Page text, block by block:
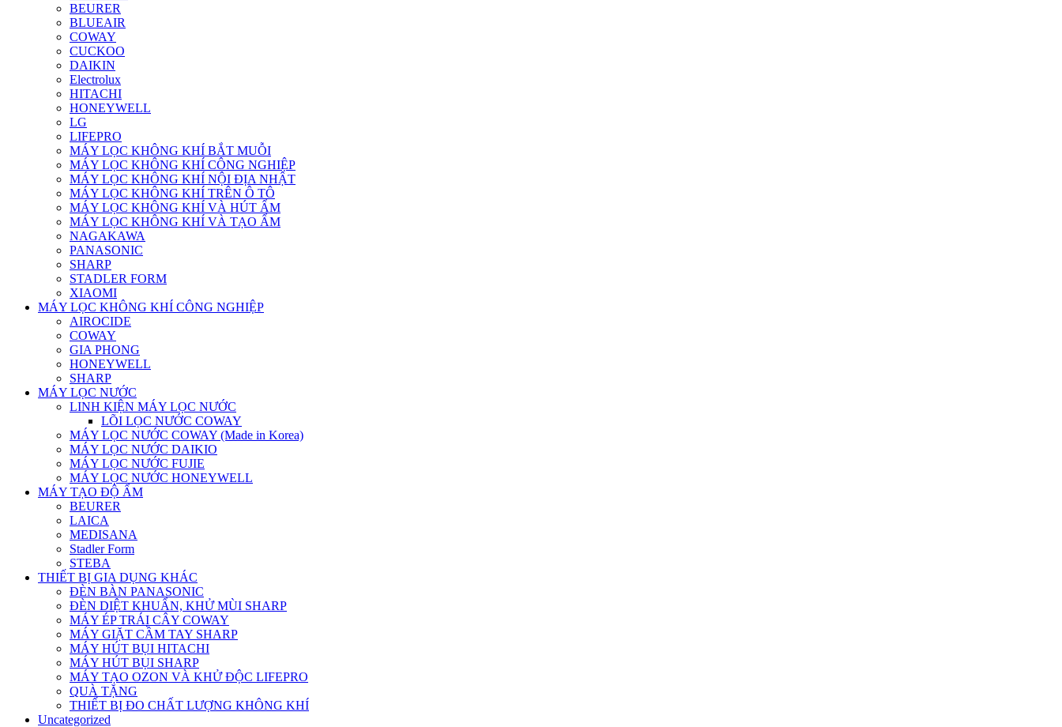
BEURER
BLUEAIR
COWAY
CUCKOO
DAIKIN
Electrolux
HITACHI
HONEYWELL
LG
LIFEPRO
MÁY LỌC KHÔNG KHÍ BẮT MUỖI
MÁY LỌC KHÔNG KHÍ CÔNG NGHIỆP
MÁY LỌC KHÔNG KHÍ NỘI ĐỊA NHẬT
MÁY LỌC KHÔNG KHÍ TRÊN Ô TÔ
MÁY LỌC KHÔNG KHÍ VÀ HÚT ẨM
MÁY LỌC KHÔNG KHÍ VÀ TẠO ẨM
NAGAKAWA
PANASONIC
SHARP
STADLER FORM
XIAOMI
MÁY LỌC KHÔNG KHÍ CÔNG NGHIỆP
AIROCIDE
COWAY
GIA PHONG
HONEYWELL
SHARP
MÁY LỌC NƯỚC
LINH KIỆN MÁY LỌC NƯỚC
LÕI LỌC NƯỚC COWAY
MÁY LỌC NƯỚC COWAY (Made in Korea)
MÁY LỌC NƯỚC DAIKIO
MÁY LỌC NƯỚC FUJIE
MÁY LỌC NƯỚC HONEYWELL
MÁY TẠO ĐỘ ẨM
BEURER
LAICA
MEDISANA
Stadler Form
STEBA
THIẾT BỊ GIA DỤNG KHÁC
ĐÈN BÀN PANASONIC
ĐÈN DIỆT KHUẨN, KHỬ MÙI SHARP
MÁY ÉP TRÁI CÂY COWAY
MÁY GIẶT CẦM TAY SHARP
MÁY HÚT BỤI HITACHI
MÁY HÚT BỤI SHARP
MÁY TẠO OZON VÀ KHỬ ĐỘC LIFEPRO
QUÀ TẶNG
THIẾT BỊ ĐO CHẤT LƯỢNG KHÔNG KHÍ
Uncategorized